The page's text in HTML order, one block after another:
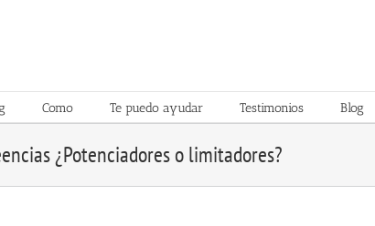
Como Te puedo ayudar Testimonios Blog
¿Potenciadores o limitadores?